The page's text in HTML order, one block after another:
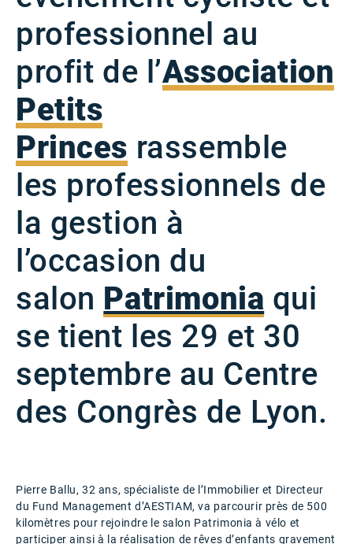
professionnel au
profit de l’Association
Petits
Princes rassemble
les professionnels de
la gestion à
l’occasion du
salon Patrimonia qui
se tient les 29 et 30
septembre au Centre
des Congrès de Lyon.
Pierre Ballu, 32 ans, spécialiste de l’Immobilier et Directeur
du Fund Management d’AESTIAM, va parcourir près de 500
kilomètres pour rejoindre le salon Patrimonia à vélo et
participer ainsi à la réalisation de rêves d’enfants gravement